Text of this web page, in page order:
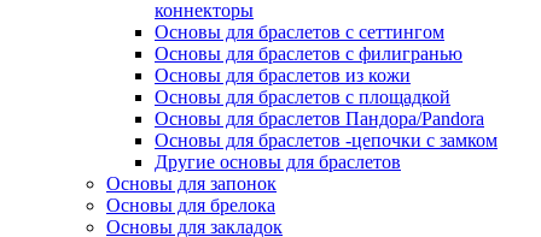
коннекторы
Основы для браслетов с сеттингом
Основы для браслетов с филигранью
Основы для браслетов из кожи
Основы для браслетов с площадкой
Основы для браслетов Пандора/Pandora
Основы для браслетов -цепочки с замком
Другие основы для браслетов
Основы для запонок
Основы для брелока
Основы для закладок